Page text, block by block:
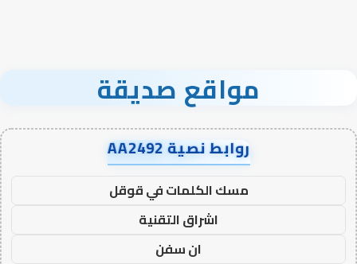
مواقع صديقة
روابط نصية AA2492
مسك الكلمات في قوقل
اشراق التقنية
ان سفن